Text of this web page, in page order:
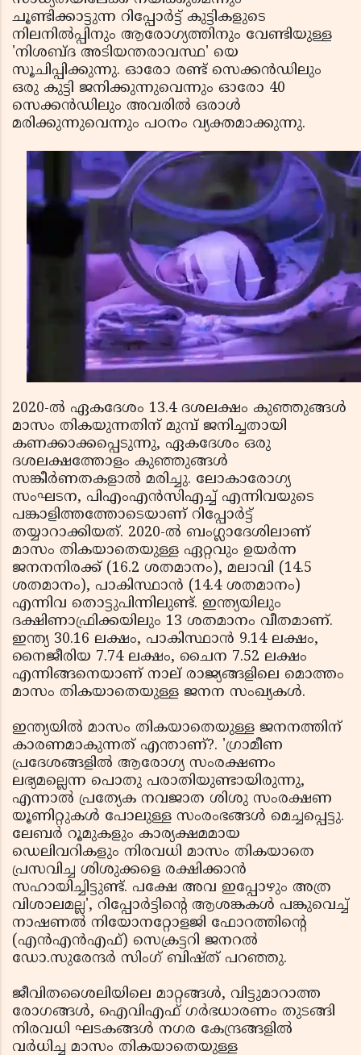
ചൂണ്ടിക്കാട്ടുന്ന റിപ്പോര്‍ട്ട് കുട്ടികളുടെ
നിലനില്‍പ്പിനും ആരോഗ്യത്തിനും വേണ്ടിയുള്ള
'നിശബ്ദ അടിയന്തരാവസ്ഥ' യെ
സൂചിപ്പിക്കുന്നു. ഓരോ രണ്ട് സെക്കന്‍ഡിലും
ഒരു കുട്ടി ജനിക്കുന്നുവെന്നും ഓരോ 40
സെക്കന്‍ഡിലും അവരില്‍ ഒരാള്‍
മരിക്കുന്നുവെന്നും പഠനം വ്യക്തമാക്കുന്നു.
2020-ല്‍ ഏകദേശം 13.4 ദശലക്ഷം കുഞ്ഞുങ്ങള്‍
മാസം തികയുന്നതിന് മുമ്പ് ജനിച്ചതായി
കണക്കാക്കപ്പെടുന്നു, ഏകദേശം ഒരു
ദശലക്ഷത്തോളം കുഞ്ഞുങ്ങള്‍
സങ്കീര്‍ണതകളാല്‍ മരിച്ചു. ലോകാരോഗ്യ
സംഘടന, പിഎംഎന്‍സിഎച്ച് എന്നിവയുടെ
പങ്കാളിത്തത്തോടെയാണ് റിപ്പോര്‍ട്ട്
തയ്യാറാക്കിയത്. 2020-ല്‍ ബംഗ്ലാദേശിലാണ്
മാസം തികയാതെയുള്ള ഏറ്റവും ഉയര്‍ന്ന
ജനനനിരക്ക് (16.2 ശതമാനം), മലാവി (14.5
ശതമാനം), പാകിസ്ഥാന്‍ (14.4 ശതമാനം)
എന്നിവ തൊട്ടുപിന്നിലുണ്ട്. ഇന്ത്യയിലും
ദക്ഷിണാഫ്രിക്കയിലും 13 ശതമാനം വീതമാണ്.
ഇന്ത്യ 30.16 ലക്ഷം, പാകിസ്ഥാന്‍ 9.14 ലക്ഷം,
നൈജീരിയ 7.74 ലക്ഷം, ചൈന 7.52 ലക്ഷം
എന്നിങ്ങനെയാണ് നാല് രാജ്യങ്ങളിലെ മൊത്തം
മാസം തികയാതെയുള്ള ജനന സംഖ്യകള്‍.
ഇന്ത്യയില്‍ മാസം തികയാതെയുള്ള ജനനത്തിന്
കാരണമാകുന്നത് എന്താണ്?. 'ഗ്രാമീണ
പ്രദേശങ്ങളില്‍ ആരോഗ്യ സംരക്ഷണം
ലഭ്യമല്ലെന്ന പൊതു പരാതിയുണ്ടായിരുന്നു,
എന്നാല്‍ പ്രത്യേക നവജാത ശിശു സംരക്ഷണ
യൂണിറ്റുകള്‍ പോലുള്ള സംരംഭങ്ങള്‍ മെച്ചപ്പെട്ടു.
ലേബര്‍ റൂമുകളും കാര്യക്ഷമമായ
ഡെലിവറികളും നിരവധി മാസം തികയാതെ
പ്രസവിച്ച ശിശുക്കളെ രക്ഷിക്കാന്‍
സഹായിച്ചിട്ടുണ്ട്. പക്ഷേ അവ ഇപ്പോഴും അത്ര
വിശാലമല്ല', റിപ്പോര്‍ട്ടിന്റെ ആശങ്കകള്‍ പങ്കുവെച്ച്
നാഷണല്‍ നിയോനറ്റോളജി ഫോറത്തിന്റെ
(എന്‍എന്‍എഫ്) സെക്രട്ടറി ജനറല്‍
ഡോ.സുരേന്ദര്‍ സിംഗ് ബിഷ്ത് പറഞ്ഞു.
ജീവിതശൈലിയിലെ മാറ്റങ്ങള്‍, വിട്ടുമാറാത്ത
രോഗങ്ങള്‍, ഐവിഎഫ് ഗര്‍ഭധാരണം തുടങ്ങി
നിരവധി ഘടകങ്ങള്‍ നഗര കേന്ദ്രങ്ങളില്‍
വര്‍ധിച്ച മാസം തികയാതെയുള്ള